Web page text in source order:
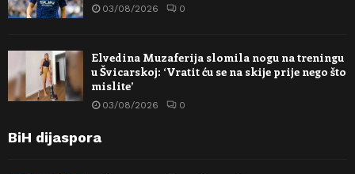
03/08/2026 0
Elvedina Muzaferija slomila nogu na treningu
u Švicarskoj: ‘Vratit ću se na skije prije nego što
mislite’
03/08/2026 0
BiH dijaspora